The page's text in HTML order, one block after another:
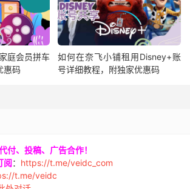
庭会员拼车
惠码
如何在奈飞小铺租用Disney+账
号详细教程，附独家优惠码
付、投稿、广告合作！
阅： https://t.me/veidc_com
t.me/veidc